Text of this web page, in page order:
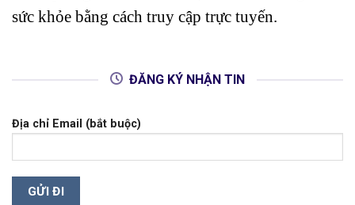
sức khỏe bằng cách truy cập trực tuyến.
ĐĂNG KÝ NHẬN TIN
Địa chỉ Email (bắt buộc)